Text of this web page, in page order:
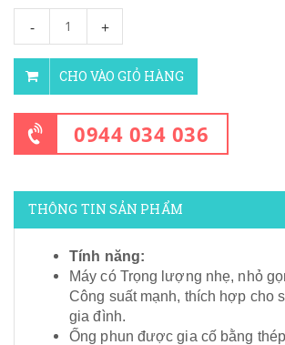
- +
CHO VÀO GIỎ HÀNG
0944 034 036
THÔNG TIN SẢN PHẨM
Tính năng:
Máy có Trọng lượng nhẹ, nhỏ
Công suất mạnh, thích hợp cho
gia đình.
Ống phun được gia cố bằng